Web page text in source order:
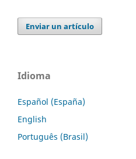
Enviar un artículo
Idioma
Español (España)
English
Português (Brasil)